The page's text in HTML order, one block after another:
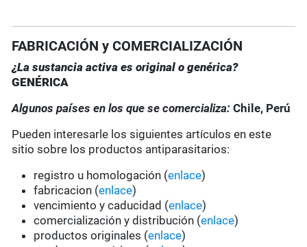
FABRICACIÓN y COMERCIALIZACIÓN
¿La sustancia activa es original o genérica?
GENÉRICA
Algunos países en los que se comercializa:Chile, Perú
Pueden interesarle los siguientes artículos en este
sitio sobre los productos antiparasitarios:
registro u homologación (enlace)
fabricacion (enlace)
vencimiento y caducidad (enlace)
comercialización y distribución (enlace)
productos originales (enlace)